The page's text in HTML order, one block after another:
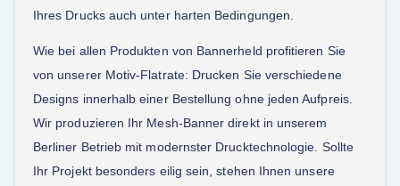
Ihres Drucks auch unter harten Bedingungen.
Wie bei allen Produkten von Bannerheld profitieren Sie
von unserer Motiv-Flatrate: Drucken Sie verschiedene
Designs innerhalb einer Bestellung ohne jeden Aufpreis.
Wir produzieren Ihr Mesh-Banner direkt in unserem
Berliner Betrieb mit modernster Drucktechnologie. Sollte
Ihr Projekt besonders eilig sein, stehen Ihnen unsere